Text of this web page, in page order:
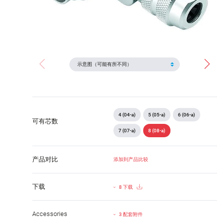
可有芯数
4 (04-a) 5 (05-a) 6 (06-a)
7 (07-a) 8 (08-a)
产品对比 添加到产品比较
下载 8 下载
Accessories 3 配套附件